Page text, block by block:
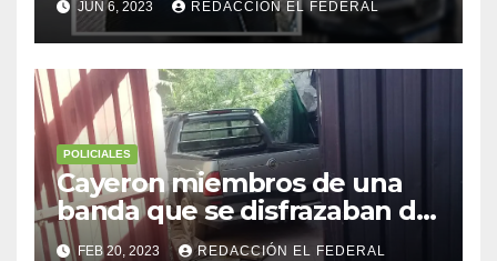
robarle: fue filmado cuando
escapaba
JUN 6, 2023 REDACCIÓN EL FEDERAL
POLICIALES
Cayeron miembros de una
banda que se disfrazaban de
policía para robar
FEB 20, 2023 REDACCIÓN EL FEDERAL